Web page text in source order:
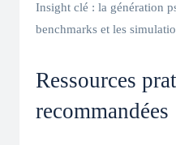
Insight clé : la génération
benchmarks et les
Ressources
recommandées